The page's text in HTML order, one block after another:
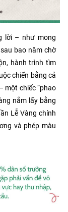
lời – như mong
bao năm chờ
hành trình tìm
chiến bằng cả
một chiếc “phao
nắm lấy bằng
Lễ Vàng chính
và phép màu